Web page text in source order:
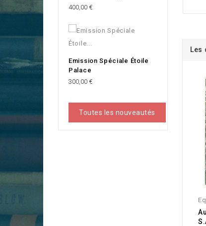
Prix
400,00 €
Emission Spéciale Étoile
Palace
Prix
300,00 €
Toutes les nouveautés
Les